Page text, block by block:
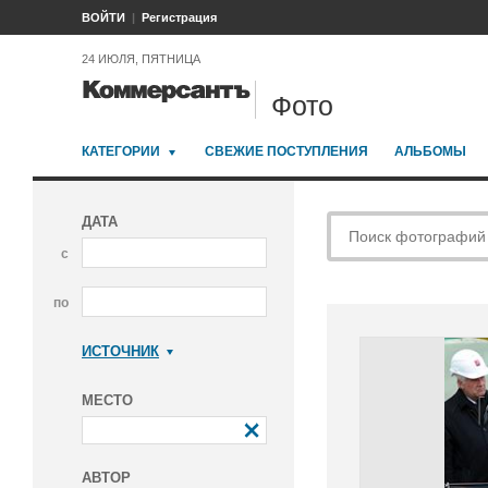
ВОЙТИ Регистрация
24 ИЮЛЯ, ПЯТНИЦА
Фото
КАТЕГОРИИ СВЕЖИЕ ПОСТУПЛЕНИЯ АЛЬБОМЫ
ДАТА
с
по
ИСТОЧНИК
МЕСТО
АВТОР